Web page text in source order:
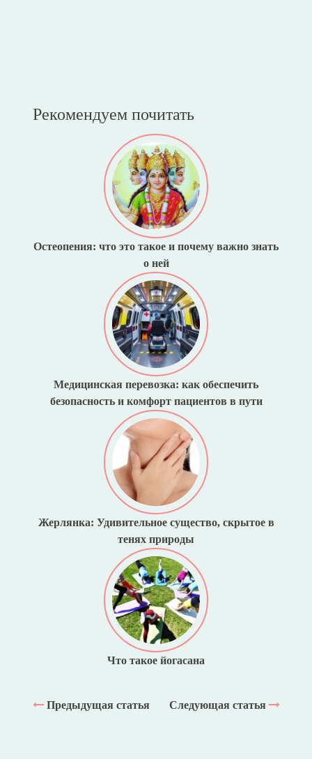
Рекомендуем почитать
Остеопения: что это такое и почему важно знать
о ней
Медицинская перевозка: как обеспечить
безопасность и комфорт пациентов в пути
Жерлянка: Удивительное существо, скрытое в
тенях природы
Что такое йогасана
Предыдущая статья Следующая статья